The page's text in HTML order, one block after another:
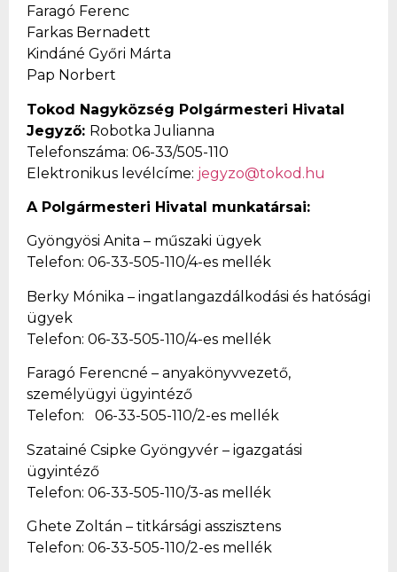
Faragó Ferenc
Farkas Bernadett
Kindáné Győri Márta
Pap Norbert
Tokod Nagyközség Polgármesteri Hivatal
Jegyző: Robotka Julianna
Telefonszáma: 06-33/505-110
Elektronikus levélcíme: jegyzo@tokod.hu
A Polgármesteri Hivatal munkatársai:
Gyöngyösi Anita – műszaki ügyek
Telefon: 06-33-505-110/4-es mellék
Berky Mónika – ingatlangazdálkodási és hatósági
ügyek
Telefon: 06-33-505-110/4-es mellék
Faragó Ferencné – anyakönyvvezető,
személyügyi ügyintéző
Telefon: 06-33-505-110/2-es mellék
Szatainé Csipke Gyöngyvér – igazgatási
ügyintéző
Telefon: 06-33-505-110/3-as mellék
Ghete Zoltán – titkársági asszisztens
Telefon: 06-33-505-110/2-es mellék